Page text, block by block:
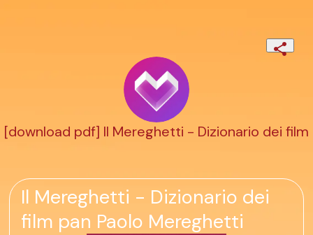
[download pdf] Il Mereghetti - Dizionario dei film
Il Mereghetti - Dizionario dei
film pan Paolo Mereghetti